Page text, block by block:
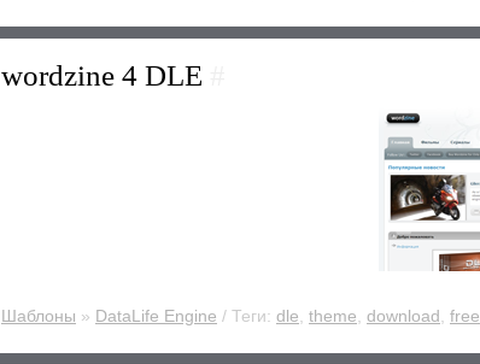
wordzine 4 DLE
Шаблоны » DataLife Engine / Теги: dle theme download free